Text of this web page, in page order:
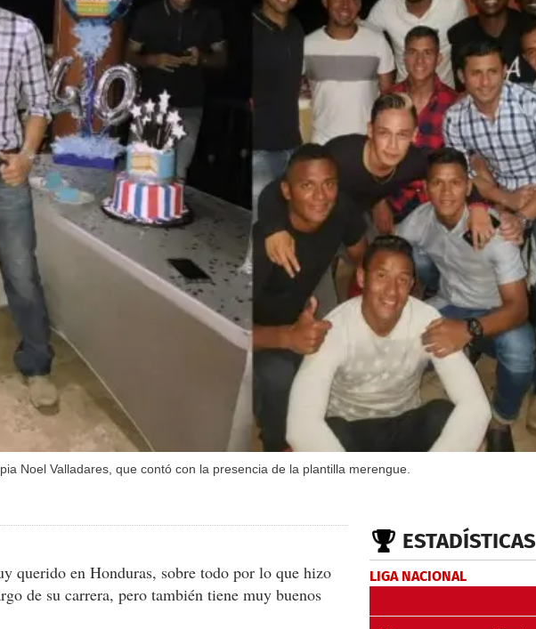
Noel Valladares, que contó con la presencia de la plantilla merengue.
querido en Honduras, sobre todo por lo que hizo
de su carrera, pero también tiene muy buenos
ESTADÍSTICAS
LIGA NACIONAL